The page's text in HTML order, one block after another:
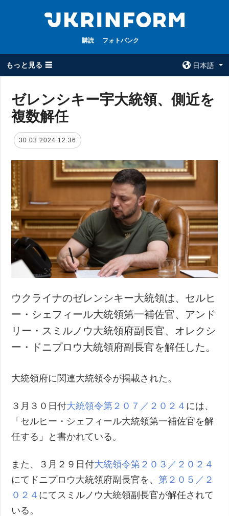
購読 フォトバンク
もっと見る ☰
日本語
全てのトピック
被占領地
政治
経済・復興
防衛
社会・文化
スポーツ
犯罪
事故・緊急事態
コンタクト
特集
インタビュー
写真
動画
購読
フォトバンク
ゼレンシキー宇大統領、側近を
複数解任
30.03.2024 12:36
ウクライナのゼレンシキー大統領は、セルヒ
ー・シェフィール大統領第一補佐官、アンド
リー・スミルノウ大統領府副長官、オレクシ
ー・ドニプロウ大統領府副長官を解任した。
大統領府に関連大統領令が掲載された。
３月３０日付大統領令第２０７／２０２４ には、
「セルヒー・シェフィール大統領第一補佐官を解
任する」と書かれている。
また、３月２９日付大統領令第２０３／２０２４
にてドニプロウ大統領府副長官を、第２０５／２
０２４ にてスミルノウ大統領副長官が解任されて
いる。